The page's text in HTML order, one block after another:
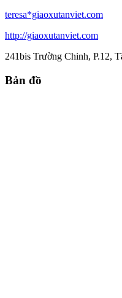
teresa*giaoxutanviet.com
http://giaoxutanviet.com
241bis Trường Chinh, P.12,
Bản đồ